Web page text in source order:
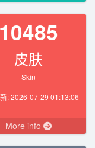
10485
皮肤
Skin
: 2026-07-29 01:13:06
More info